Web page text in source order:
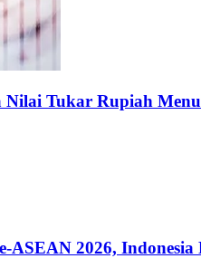
Nilai Tukar Rupiah
ASEAN 2026,